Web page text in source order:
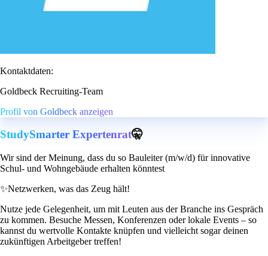
Kontaktdaten:
Goldbeck Recruiting-Team
Profil von Goldbeck anzeigen
StudySmarter Expertenrat🤫
Wir sind der Meinung, dass du so Bauleiter (m/w/d) für innovative
Schul- und Wohngebäude erhalten könntest
✨Netzwerken, was das Zeug hält!
Nutze jede Gelegenheit, um mit Leuten aus der Branche ins Gespräch
zu kommen. Besuche Messen, Konferenzen oder lokale Events – so
kannst du wertvolle Kontakte knüpfen und vielleicht sogar deinen
zukünftigen Arbeitgeber treffen!